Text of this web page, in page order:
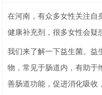
在河南，有众多女性关注自
健康补充剂，很多女性会疑
我们来了解一下益生菌。益
物，常见于肠道内，有助于
善肠道功能，促进消化吸收